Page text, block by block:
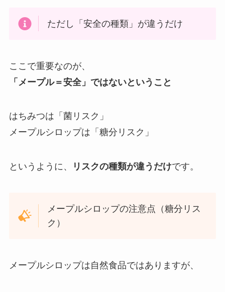
ただし「安全の種類」が違うだけ
ここで重要なのが、
「メープル＝安全」ではないということ
はちみつは「菌リスク」
メープルシロップは「糖分リスク」
というように、 リスクの種類が違うだけです。
メープルシロップの注意点（糖分リス
ク）
メープルシロップは自然食品ではありますが、